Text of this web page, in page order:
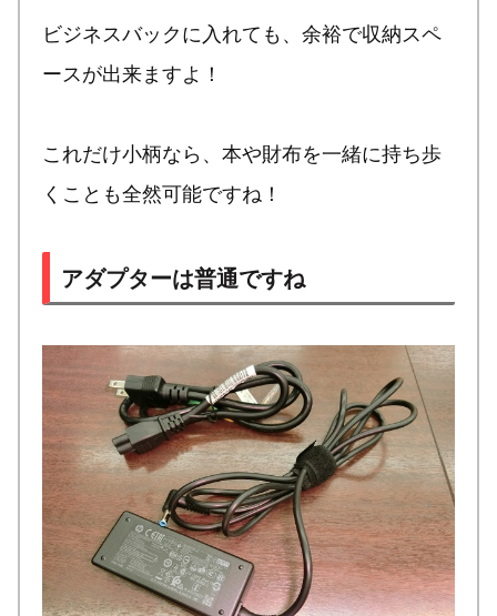
ビジネスバックに入れても、余裕で収納スペ
ースが出来ますよ！
これだけ小柄なら、本や財布を一緒に持ち歩
くことも全然可能ですね！
アダプターは普通ですね